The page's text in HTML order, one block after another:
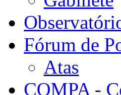
Fórum de
Atas
COMPA -